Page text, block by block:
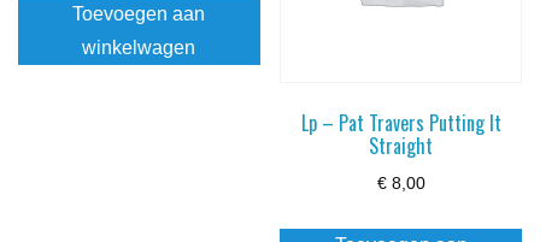
Toevoegen aan
winkelwagen
Lp – Pat Travers Putting It
Straight
€8,00